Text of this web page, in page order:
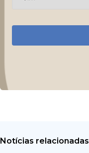
Notícias relacionadas